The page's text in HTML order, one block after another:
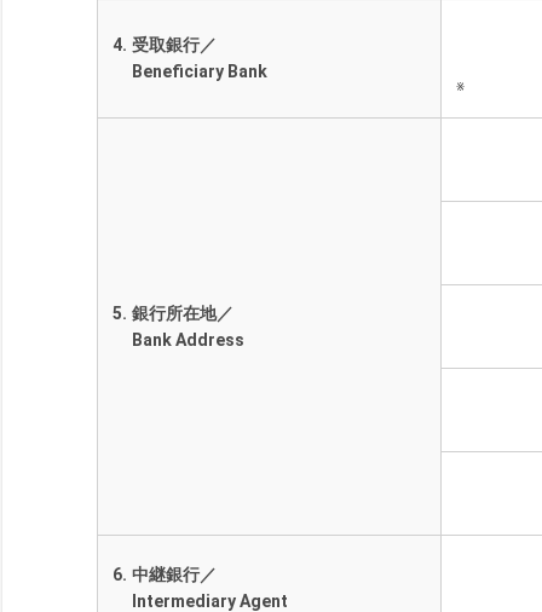
4. 受取銀行／
Beneficiary Bank
※
5. 銀行所在地／
Bank Address
6. 中継銀行／
Intermediary Agent